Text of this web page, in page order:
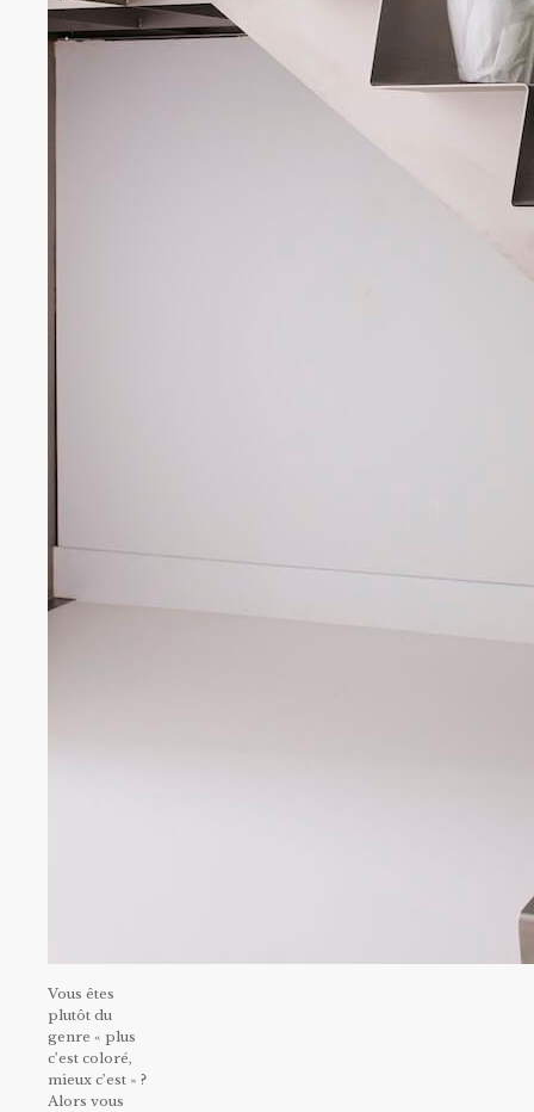
Vous êtes
plutôt du
genre « plus
c’est coloré,
mieux c’est » ?
Alors vous